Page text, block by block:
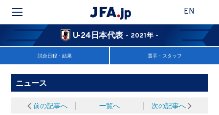
EN
U-24日本代表 - 2021年 -
試合日程・結果 選手・スタッフ
ニュース
前の記事へ 一覧へ 次の記事へ